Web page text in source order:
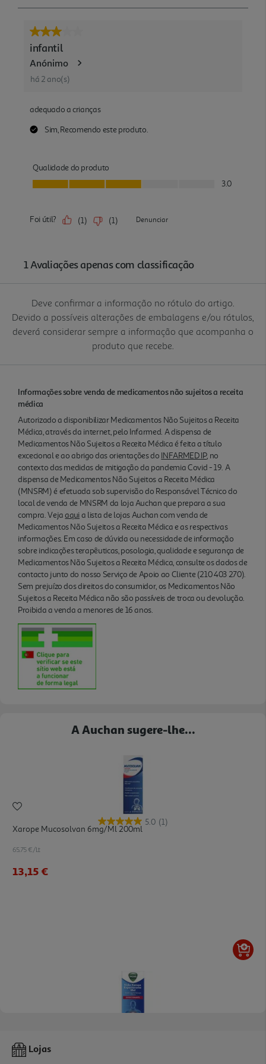
Deve confirmar a informação no rótulo do artigo.
Devido a possíveis alterações de embalagens e/ou rótulos,
deverá considerar sempre a informação que acompanha o
produto que recebe.
Informações sobre venda de medicamentos não sujeitos a receita
médica
Autorizado a disponibilizar Medicamentos Não Sujeitos a Receita
Médica, através da internet, pelo Infarmed. A dispensa de
Medicamentos Não Sujeitos a Receita Médica é feita a título
excecional e ao abrigo das orientações do INFARMED IP, no
contexto das medidas de mitigação da pandemia Covid - 19. A
dispensa de Medicamentos Não Sujeitos a Receita Médica
(MNSRM) é efetuada sob supervisão do Responsável Técnico do
local de venda de MNSRM da loja Auchan que prepara a sua
compra. Vejaaquia lista de lojas Auchan com venda de
Medicamentos Não Sujeitos a Receita Médica e as respectivas
informações. Em caso de dúvida ou necessidade de informação
sobre indicações terapêuticas, posologia, qualidade e segurança de
Medicamentos Não Sujeitos a Receita Médica, consulte os dados de
contacto junto do nosso Serviço de Apoio ao Cliente (210 403 270).
Sem prejuízo dos direitos do consumidor, os Medicamentos Não
Sujeitos a Receita Médica não são passíveis de troca ou devolução.
Proibida a venda a menores de 16 anos.
A Auchan sugere-lhe...
5.0 (1)
Xarope Mucosolvan 6mg/ml 200ml
65.75 €/Lt
13,15 €
Xarope Vicks Tosse Produtiva 180ml
Lojas